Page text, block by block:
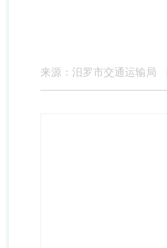
来源：汨罗市交通运输局